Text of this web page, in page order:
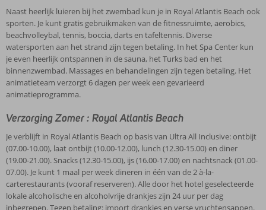
Naast heerlijk luieren bij het zwembad kun je in Royal Atlantis Beach ook
sporten. Je kunt gratis gebruikmaken van de fitnessruimte, aerobics,
beachvolleybal, tennis, boccia, darts en tafeltennis. Diverse
watersporten aan het strand zijn tegen betaling. In het Spa Center kun
je even heerlijk ontspannen in de sauna, het Turks bad en het
binnenzwembad. Massages en behandelingen zijn tegen betaling. Het
animatieteam verzorgt 6 dagen per week een gevarieerd
animatieprogramma.
Verzorging Zomer : Royal Atlantis Beach
Je verblijft in Royal Atlantis Beach op basis van Ultra All Inclusive: ontbijt
(07.00-10.00), laat ontbijt (10.00-12.00), lunch (12.30-15.00) en diner
(19.00-21.00). Snacks (12.30-15.00), ijs (16.00-17.00) en nachtsnack (01.00-
07.00). Je kunt 1 maal per week dineren in één van de 2 à-la-
carterestaurants (vooraf reserveren). Alle door het hotel geselecteerde
lokale alcoholische en alcoholvrije drankjes zijn 24 uur per dag
inbegrepen. Tegen betaling: import drankjes en verse vruchtensappen.